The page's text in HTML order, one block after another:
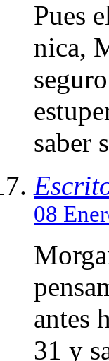
Pues
nica,
saber
08
antes
31 y